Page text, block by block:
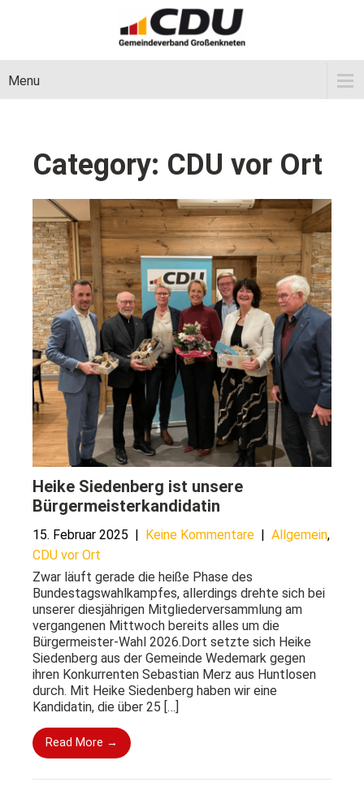
Menu
Category: CDU vor Ort
Heike Siedenberg ist unsere
Bürgermeisterkandidatin
15. Februar 2025 | Keine Kommentare | Allgemein,
CDU vor Ort
Zwar läuft gerade die heiße Phase des
Bundestagswahlkampfes, allerdings drehte sich bei
unserer diesjährigen Mitgliederversammlung am
vergangenen Mittwoch bereits alles um die
Bürgermeister-Wahl 2026.Dort setzte sich Heike
Siedenberg aus der Gemeinde Wedemark gegen
ihren Konkurrenten Sebastian Merz aus Huntlosen
durch. Mit Heike Siedenberg haben wir eine
Kandidatin, die über 25 […]
Read More →